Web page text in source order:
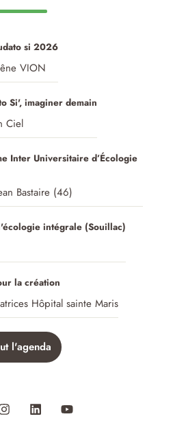
si 2026
VION
Si', imaginer demain
Ciel
Inter Universitaire d’Écologie
Bastaire (46)
intégrale (Souillac)
la création
Hôpital sainte Maris
l'agenda